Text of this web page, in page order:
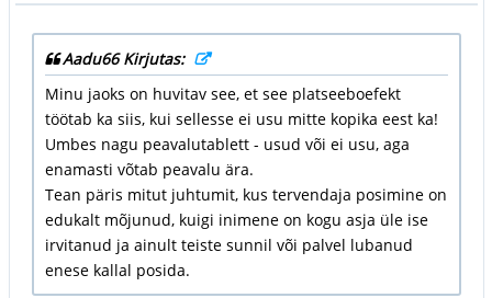
Aadu66 Kirjutas:
Minu jaoks on huvitav see, et see platseeboefekt
töötab ka siis, kui sellesse ei usu mitte kopika eest ka!
Umbes nagu peavalutablett - usud või ei usu, aga
enamasti võtab peavalu ära.
Tean päris mitut juhtumit, kus tervendaja posimine on
edukalt mõjunud, kuigi inimene on kogu asja üle ise
irvitanud ja ainult teiste sunnil või palvel lubanud
enese kallal posida.